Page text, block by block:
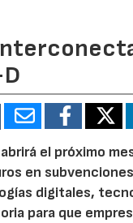
el próximo
en
digitales,
para que